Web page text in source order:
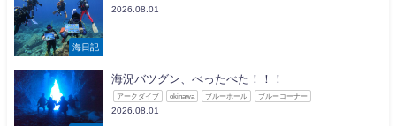
海日記
2026.08.01
海況バツグン、べったべた！！！
アークダイブ okinawa ブルーホール ブルーコーナー
2026.08.01